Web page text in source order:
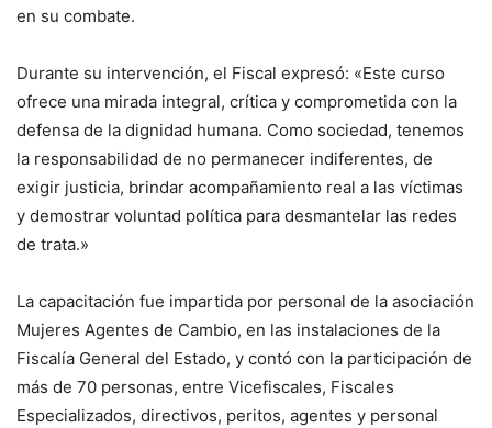
en su combate.
Durante su intervención, el Fiscal expresó: «Este curso
ofrece una mirada integral, crítica y comprometida con la
defensa de la dignidad humana. Como sociedad, tenemos
la responsabilidad de no permanecer indiferentes, de
exigir justicia, brindar acompañamiento real a las víctimas
y demostrar voluntad política para desmantelar las redes
de trata.»
La capacitación fue impartida por personal de la asociación
Mujeres Agentes de Cambio, en las instalaciones de la
Fiscalía General del Estado, y contó con la participación de
más de 70 personas, entre Vicefiscales, Fiscales
Especializados, directivos, peritos, agentes y personal